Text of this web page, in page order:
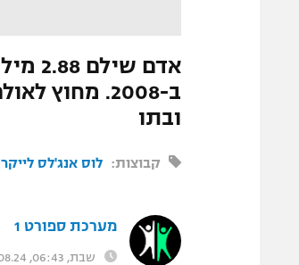
אדם
ב-2008.
ובתו
קבוצות: לוס אנג'לס
מערכת ספורט 1
שבת, 06:43, 03.08.24